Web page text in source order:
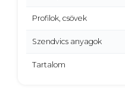
Profilok, csövek
Szendvics anyagok
Tartalom